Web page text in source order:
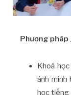
Phương pháp
Khoá
ảnh minh
học tiếng